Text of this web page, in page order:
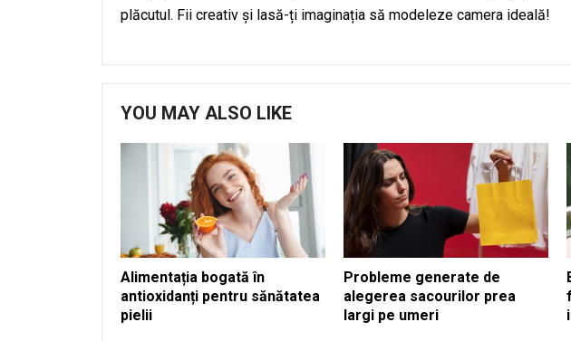
plăcutul. Fii creativ și lasă-ți imaginația să modeleze camera ideală!
YOU MAY ALSO LIKE
Alimentația bogată în
antioxidanți pentru sănătatea
pielii
Probleme generate de
alegerea sacourilor prea
largi pe umeri